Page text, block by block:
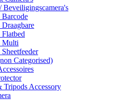
Beveiligingscamera's
Barcode
Draagbare
Flatbed
Multi
Categorised)
Tripods Accessory